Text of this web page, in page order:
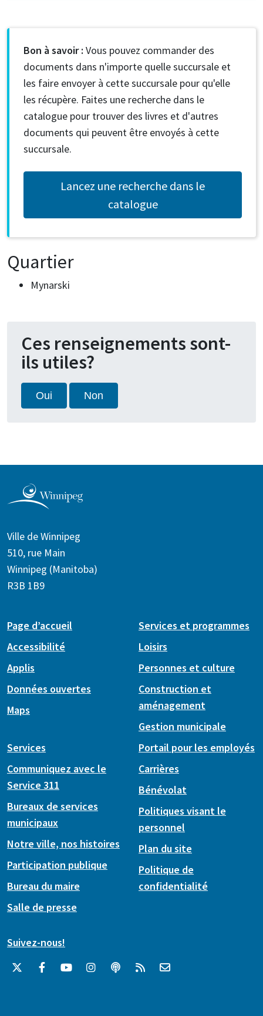
Bon à savoir : Vous pouvez commander des
documents dans n'importe quelle succursale et
les faire envoyer à cette succursale pour qu'elle
les récupère. Faites une recherche dans le
catalogue pour trouver des livres et d'autres
documents qui peuvent être envoyés à cette
succursale.
Lancez une recherche dans le
catalogue
Quartier
Mynarski
Ces renseignements sont-
ils utiles?
Oui Non
Ville de Winnipeg
510, rue Main
Winnipeg (Manitoba)
R3B 1B9
Page d’accueil
Accessibilité
Applis
Données ouvertes
Maps
Services et programmes
Loisirs
Personnes et culture
Construction et
aménagement
Gestion municipale
Services
Communiquez avec le
Service 311
Bureaux de services
municipaux
Notre ville, nos histoires
Participation publique
Bureau du maire
Salle de presse
Portail pour les employés
Carrières
Bénévolat
Politiques visant le
personnel
Plan du site
Politique de
confidentialité
Suivez-nous!